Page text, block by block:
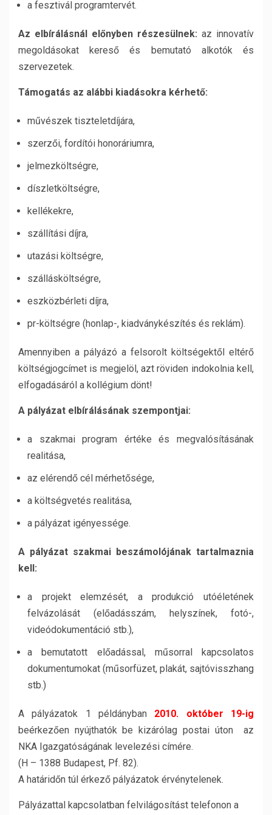
a fesztivál programtervét.
Az elbírálásnál előnyben részesülnek: az innovatív
megoldásokat kereső és bemutató alkotók és
szervezetek.
Támogatás az alábbi kiadásokra kérhető:
művészek tiszteletdíjára,
szerzői, fordítói honoráriumra,
jelmezköltségre,
díszletköltségre,
kellékekre,
szállítási díjra,
utazási költségre,
szállásköltségre,
eszközbérleti díjra,
pr-költségre (honlap-, kiadványkészítés és reklám).
Amennyiben a pályázó a felsorolt költségektől eltérő
költségjogcímet is megjelöl, azt röviden indokolnia kell,
elfogadásáról a kollégium dönt!
A pályázat elbírálásának szempontjai:
a szakmai program értéke és megvalósításának
realitása,
az elérendő cél mérhetősége,
a költségvetés realitása,
a pályázat igényessége.
A pályázat szakmai beszámolójának tartalmaznia
kell:
a projekt elemzését, a produkció utóéletének
felvázolását (előadásszám, helyszínek, fotó-,
videódokumentáció stb.),
a bemutatott előadással, műsorral kapcsolatos
dokumentumokat (műsorfüzet, plakát, sajtóvisszhang
stb.)
A pályázatok 1 példányban 2010. október 19-ig
beérkezően nyújthatók be kizárólag postai úton az
NKA Igazgatóságának levelezési címére.
(H – 1388 Budapest, Pf. 82).
A határidőn túl érkező pályázatok érvénytelenek.
Pályázattal kapcsolatban felvilágosítást telefonon a